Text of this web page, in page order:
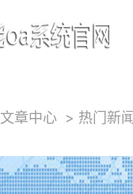
文章中心 > 热门新闻